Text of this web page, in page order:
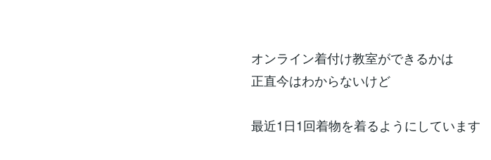
オンライン着付け教室ができるかは
正直今はわからないけど
最近1日1回着物を着るようにしています